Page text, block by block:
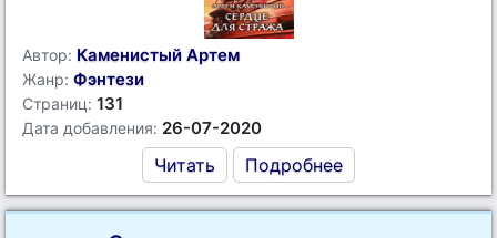
Автор: Каменистый Артем
Жанр: Фэнтези
Страниц: 131
Дата добавления: 26-07-2020
Читать Подробнее